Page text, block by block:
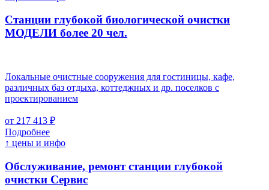
Станции глубокой биологической очистки
МОДЕЛИ более 20 чел.
Локальные очистные сооружения для гостиницы, кафе,
различных баз отдыха, коттеджных и др. поселков с
проектированием
от 217 413 ₽
Подробнее
↑ цены и инфо
Обслуживание, ремонт станции глубокой
очистки Cервис